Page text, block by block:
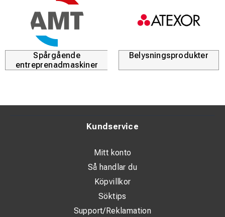
Spårgående
entreprenadmaskiner
Belysningsprodukter
Kundservice
Mitt konto
Så handlar du
Köpvillkor
Söktips
Support/Reklamation